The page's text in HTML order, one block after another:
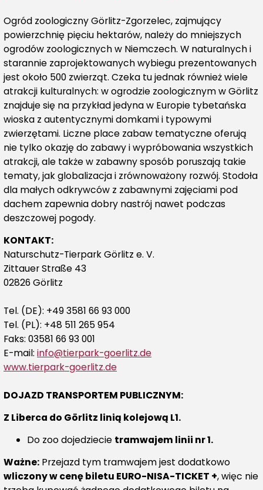
Ogród zoologiczny Görlitz-Zgorzelec, zajmujący
powierzchnię pięciu hektarów, należy do mniejszych
ogrodów zoologicznych w Niemczech. W naturalnych i
starannie zaprojektowanych wybiegu prezentowanych
jest około 500 zwierząt. Czeka tu jednak również wiele
atrakcji kulturalnych: w ogrodzie zoologicznym w Görlitz
znajduje się na przykład jedyna w Europie tybetańska
wioska z autentycznymi domkami i typowymi
zwierzętami. Liczne place zabaw tematyczne oferują
nie tylko okazję do zabawy i wypróbowania wszystkich
atrakcji, ale także w zabawny sposób poruszają takie
tematy, jak globalizacja i zrównoważony rozwój. Stodoła
dla małych odkrywców z zabawnymi zajęciami pod
dachem zapewnia dobry nastrój nawet podczas
deszczowej pogody.
KONTAKT:
Naturschutz-Tierpark Görlitz e. V.
Zittauer Straße 43
02826 Görlitz
Tel. (DE): +49 3581 66 93 000
Tel. (PL): +48 511 265 954
Faks: 03581 66 93 001
E-mail: info@tierpark-goerlitz.de
www.tierpark-goerlitz.de
DOJAZD TRANSPORTEM PUBLICZNYM:
Z Liberca do Görlitz linią kolejową L1.
Do zoo dojedziecie tramwajem linii nr 1.
Ważne: Przejazd tym tramwajem jest dodatkowo
wliczony w cenę biletu EURO-NISA-TICKET +, więc nie